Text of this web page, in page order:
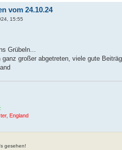
vom 24.10.24
15:55
Grübeln...
ganz großer abgetreten, viele gute
England
gesehen!